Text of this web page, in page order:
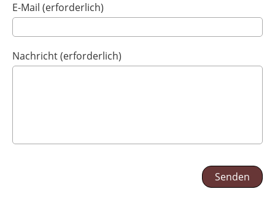
E-Mail (erforderlich)
Nachricht (erforderlich)